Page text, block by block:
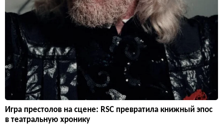
Игра престолов на сцене: RSC превратила книжный эпос
в театральную хронику